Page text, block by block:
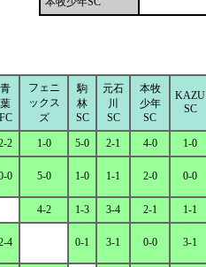
青
葉
FC
フェニ
ックス
ズ
駒
林
SC
元石
川
SC
本牧
少年
SC
KAZU
SC
2 1-0 5-0 2-1 4-0 1-0
0 5-0 1-0 1-1 2-0 0-0
4-2 1-3 3-4 2-1 1-1
4 0-1 3-1 0-0 3-1